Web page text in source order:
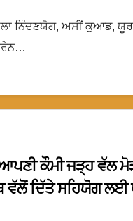
ਨਿੰਦਣਯੋਗ, ਅਸੀਂ ਕੁਆਡ,
ਕੌਮੀ ਜੜ੍ਹ ਵੱਲ
ਵੱਲੋਂ ਦਿੱਤੇ ਸਹਿਯੋਗ ਲਈ